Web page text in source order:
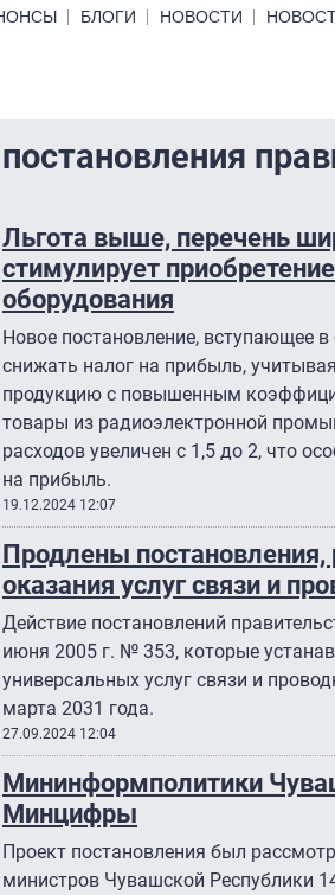
links bottom
БЛОГИ НОВОСТИ
постановления
Льгота выше, перечень
стимулирует
оборудования
Новое постановление, вступающее
снижать налог на прибыль,
продукцию с повышенным
товары из радиоэлектронной
расходов увеличен с 1,5 до 2, что
на прибыль.
19.12.2024 12:07
Продлены
оказания услуг связи и
Действие постановлений
июня 2005 г. № 353, которые
универсальных услуг связи и
марта 2031 года.
27.09.2024 12:04
Мининформполитики
Минцифры
Проект постановления был
министров Чувашской Республики